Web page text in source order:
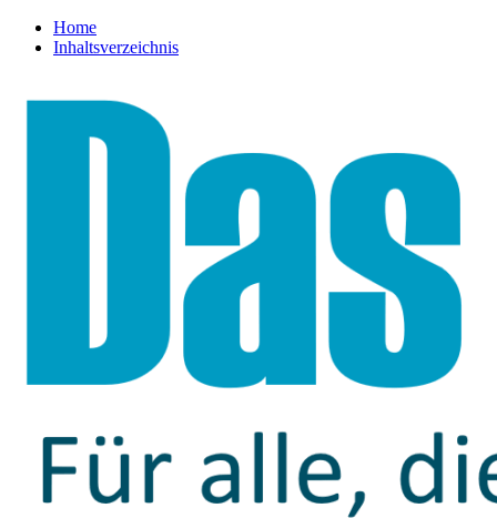
Home
Inhaltsverzeichnis